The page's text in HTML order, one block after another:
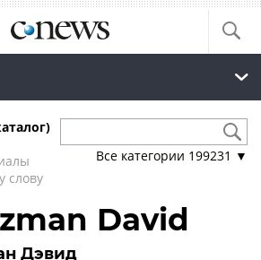
слову
Все категории 199231 ▼
David
Дэвид